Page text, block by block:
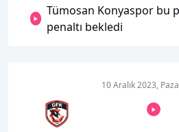
Tümosan Konyaspor bu
penaltı bekledi
10 Aralık 2023,